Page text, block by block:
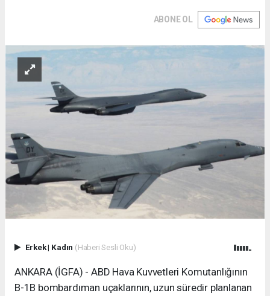
ABONE OL
Erkek| Kadın (Haberi Sesli Oku)
ANKARA (İGFA) - ABD Hava Kuvvetleri Komutanlığının
B-1B bombardıman uçaklarının, uzun süredir planlanan